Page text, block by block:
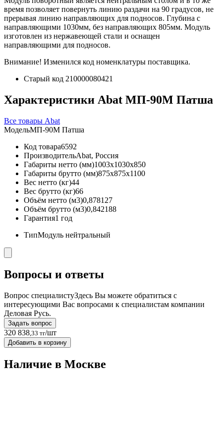
время позволяет повернуть линию раздачи на 90 градусов, не
прерывая линию направляющих для подносов. Глубина с
направляющими 1030мм, без направляющих 805мм. Модуль
изготовлен из нержавеющей стали и оснащен
направляющими для подносов.
Внимание! Изменился код номенклатуры поставщика.
Старый код 210000080421
Характеристики Abat МП-90M Патша
Все товары Abat
МодельМП-90M Патша
Код товара6592
ПроизводительAbat, Россия
Габариты нетто (мм)1003x1030x850
Габариты брутто (мм)875x875x1100
Вес нетто (кг)44
Вес брутто (кг)66
Объём нетто (м3)0,878127
Объём брутто (м3)0,842188
Гарантия1 год
ТипМодуль нейтральный
Вопросы и ответы
Вопрос специалистуЗдесь Вы можете обратиться с
интересующими Вас вопросами к специалистам компании
Деловая Русь.
Задать вопрос
320 838 ,33 тг/шт
Добавить в корзину
Наличие в Москвe